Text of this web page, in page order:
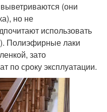
(они
но не
использовать
Полиэфирные лаки
зато
по сроку эксплуатации.